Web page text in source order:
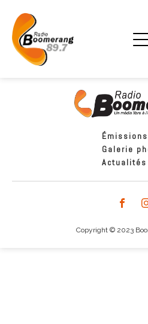
Émissions
Galerie
Actualités
Copyright © 2023